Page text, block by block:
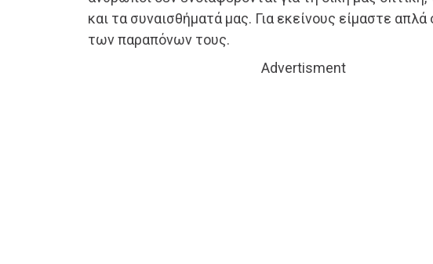
και τα συναισθήματά μας. Για εκείνους είμαστε απλά
των παραπόνων τους.
Advertisment